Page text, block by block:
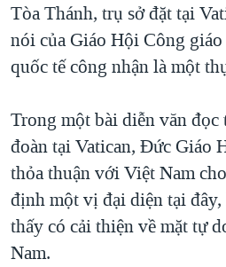
Tòa Thánh, trụ sở đặt tại
nói của Giáo Hội Công
quốc tế công nhận là một
Trong một bài diễn văn đọc
đoàn tại Vatican, Đức Giáo
thỏa thuận với Việt Nam
định một vị đại diện tại
thấy có cải thiện về mặt tự
Nam.